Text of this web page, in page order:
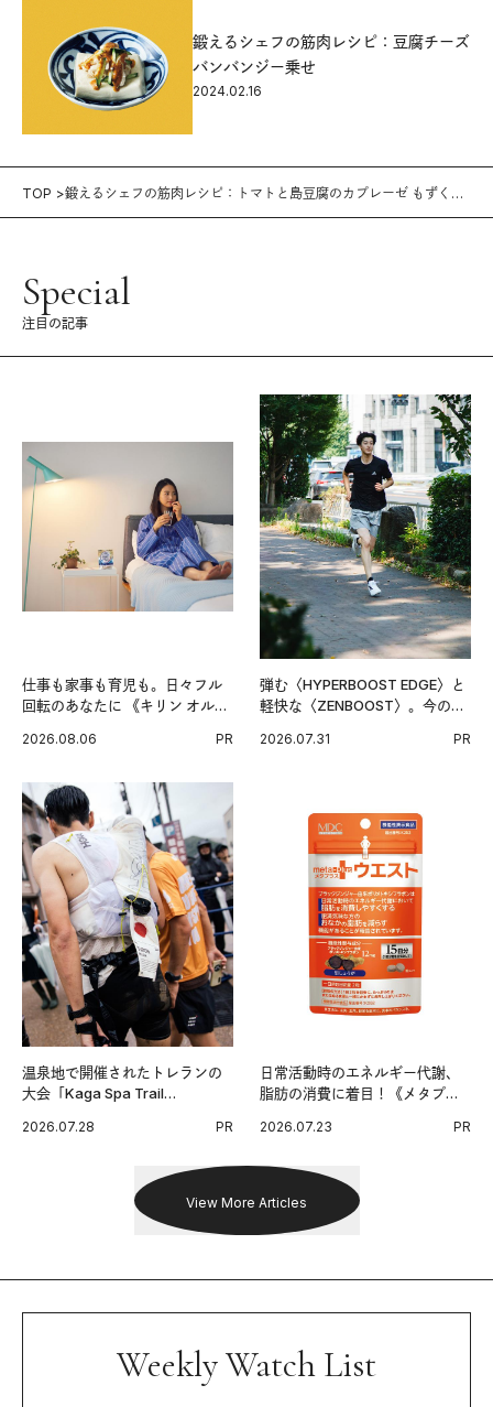
鍛えるシェフの筋肉レシピ：豆腐チーズ
バンバンジー乗せ
2024.02.16
TOP
鍛えるシェフの筋肉レシピ：トマトと島豆腐のカプレーゼ もずく酢
Special
注目の記事
仕事も家事も育児も。日々フル
回転のあなたに 《キリン オルニ
2026.08.06 PR
弾む〈HYPERBOOST EDGE〉と
軽快な〈ZENBOOST〉。今の時
出した新機軸。
2026.07.31 PR
温泉地で開催されたトレランの
大会「Kaga Spa Trail
戦を夢見るランナーたちの奮闘
2026.07.28 PR
日常活動時のエネルギー代謝、
脂肪の消費に着目！《メタプラ
習慣。
2026.07.23 PR
View More Articles
Weekly Watch List